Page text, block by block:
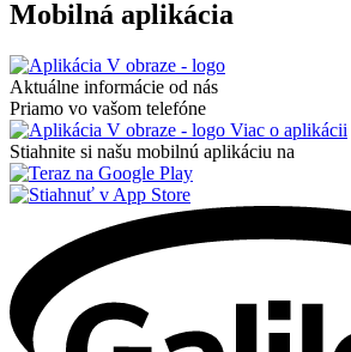
Mobilná aplikácia
Aktuálne informácie od nás
Priamo vo vašom telefóne
Viac o aplikácii
Stiahnite si našu mobilnú aplikáciu na